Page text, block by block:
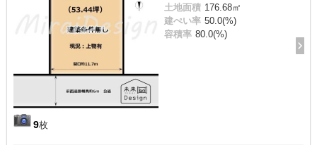
9枚
土地面積 176.68㎡
建ぺい率 50.0(%)
容積率 80.0(%)